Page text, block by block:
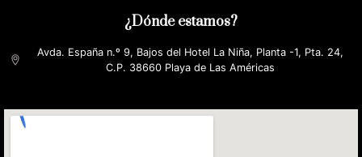
¿Dónde estamos?
Avda. España n.º 9, Bajos del Hotel La Niña, Planta -1, Pta. 24,
C.P. 38660 Playa de Las Américas